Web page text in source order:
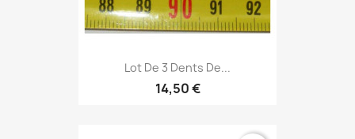
Lot De 3 Dents De...
14,50 €